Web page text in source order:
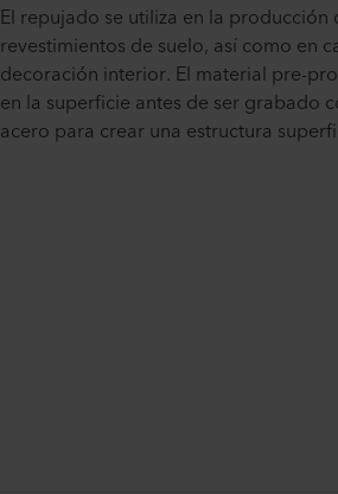
El repujado se utiliza en la
revestimientos de suelo, así como en
decoración interior. El material pre-
en la superficie antes de ser grabado
acero para crear una estructura